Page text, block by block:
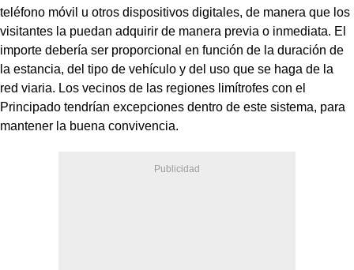
teléfono móvil u otros dispositivos digitales, de manera que los
visitantes la puedan adquirir de manera previa o inmediata. El
importe debería ser proporcional en función de la duración de
la estancia, del tipo de vehículo y del uso que se haga de la
red viaria. Los vecinos de las regiones limítrofes con el
Principado tendrían excepciones dentro de este sistema, para
mantener la buena convivencia.